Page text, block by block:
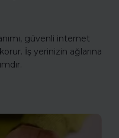
güvenli internet
İş yerinizin ağlarına